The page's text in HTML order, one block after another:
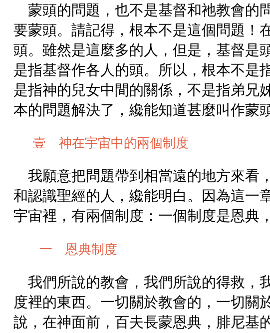
蒙頭的問題，也不是基督和祂教會的
要蒙頭。請記得，根本不是這個問題！
頭。雖然是這麼多的人，但是，基督是
是指基督作各人的頭。所以，根本不是
是指神的兒女中間的關係，不是指弟兄
本的問題解決了，纔能知道甚麼叫作蒙頭
壹 神在宇宙中的兩個制度
我願意把問題帶到相當遠的地方來看
和認識聖經的人，纔能明白。因為這一
宇宙裡，有兩個制度：一個制度是恩典
一 恩典制度
我們所說的教會，我們所說的得救，
度裡的東西。一切關於教會的，一切關
說，在神面前，百夫長蒙恩典，腓尼基